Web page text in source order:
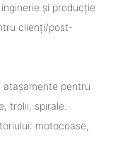
și producție
clienți/post-
atașamente pentru
trolii, spirale.
motocoase,